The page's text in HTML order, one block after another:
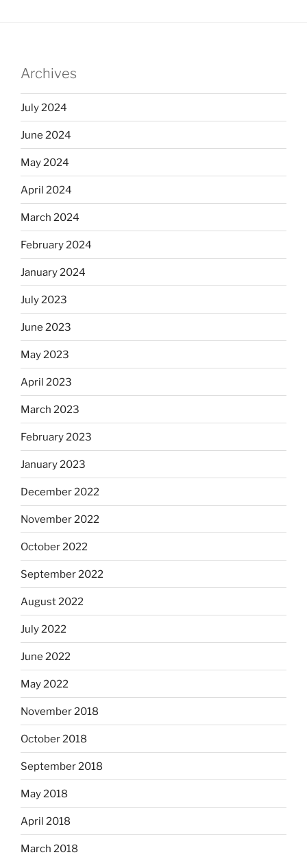
Archives
July 2024
June 2024
May 2024
April 2024
March 2024
February 2024
January 2024
July 2023
June 2023
May 2023
April 2023
March 2023
February 2023
January 2023
December 2022
November 2022
October 2022
September 2022
August 2022
July 2022
June 2022
May 2022
November 2018
October 2018
September 2018
May 2018
April 2018
March 2018